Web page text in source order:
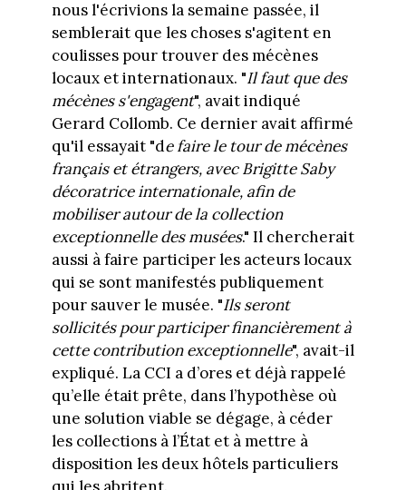
nous l'écrivions la semaine passée, il
semblerait que les choses s'agitent en
coulisses pour trouver des mécènes
locaux et internationaux. "Il faut que des
mécènes s'engagent", avait indiqué
Gerard Collomb. Ce dernier avait affirmé
qu'il essayait "de faire le tour de mécènes
français et étrangers, avec Brigitte Saby
décoratrice internationale, afin de
mobiliser autour de la collection
exceptionnelle des musées." Il chercherait
aussi à faire participer les acteurs locaux
qui se sont manifestés publiquement
pour sauver le musée. "Ils seront
sollicités pour participer financièrement à
cette contribution exceptionnelle", avait-il
expliqué. La CCI a d’ores et déjà rappelé
qu’elle était prête, dans l’hypothèse où
une solution viable se dégage, à céder
les collections à l’État et à mettre à
disposition les deux hôtels particuliers